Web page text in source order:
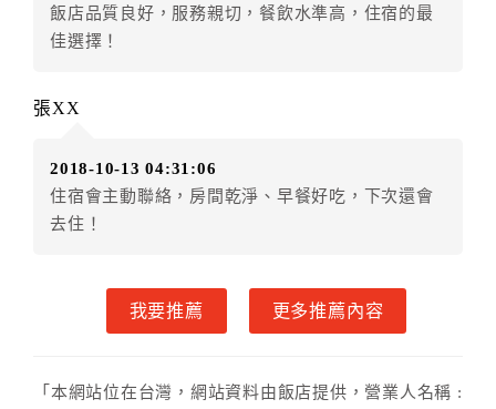
件放棄訂單（住宿權益）。 （限原訂飯店使用）
．每筆訂單異動限定乙次，限原訂飯店，異動完成後不
．訂單異動後，訂單費用總計大於原訂單費用總計時，
訂房者不得要求退其差額。限原訂飯店
六、取消訂單
◎住房日7天前辦理者，訂單費用扣除總計25%為手續費
◎住房日1天前辦理者，訂單費用扣除總計60%為手續費
飯店品質良好，服務親切，餐飲水準高，住宿的最
佳選擇！
張XX
2018-10-13 04:31:06
住宿會主動聯絡，房間乾淨、早餐好吃，下次還會
去住！
我要推薦 更多推薦內容
「本網站位在台灣，網站資料由飯店提供，營業人名稱 :